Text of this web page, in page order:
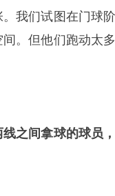
我们试图在门球
。但他们跑动太
之间拿球的球员